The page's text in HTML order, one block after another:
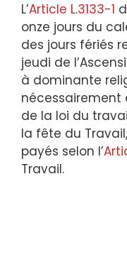
L’Article L.3133-1
onze jours du
des jours fériés
jeudi de
à dominante
de la loi du
la fête du Travail,
payés selon l’
Travail.